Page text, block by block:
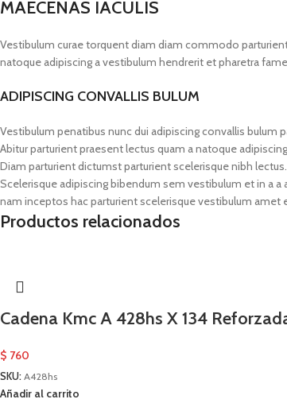
MAECENAS IACULIS
Vestibulum curae torquent diam diam commodo
natoque adipiscing a vestibulum hendrerit et pharetra
ADIPISCING CONVALLIS BULUM
Vestibulum penatibus nunc dui adipiscing convallis bulum
Abitur parturient praesent lectus quam a natoque
Diam parturient dictumst parturient scelerisque nibh lectus.
Scelerisque adipiscing bibendum sem vestibulum et in a
nam inceptos hac parturient scelerisque vestibulum amet
Productos relacionados
Cadena Kmc A 428hs X 134
$ 760
SKU: A428hs
Añadir al carrito